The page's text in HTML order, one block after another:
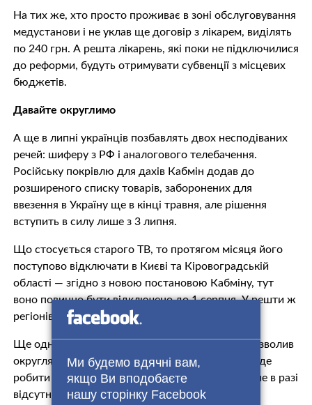
Ми будемо вдячні вам,
якщо Ви вподобаєте
нашу сторінку Facebook
На тих же, хто просто проживає в зоні обслуговування
медустанови і не уклав ще договір з лікарем, виділять
по 240 грн. А решта лікарень, які поки не підключилися
до реформи, будуть отримувати субвенції з місцевих
бюджетів.
Давайте округлимо
А ще в липні українців позбавлять двох несподіваних
речей: шиферу з РФ і аналогового телебачення.
Російську покрівлю для дахів Кабмін додав до
розширеного списку товарів, заборонених для
ввезення в Україну ще в кінці травня, але рішення
вступить в силу лише з 3 липня.
Що стосується старого ТВ, то протягом місяця його
поступово відключати в Києві та Кіровоградській
області — згідно з новою постановою Кабміну, тут
воно повинно бути відключено до 1 серпня. У решти ж
регіонів є термін до 1 вересня.
Ще одне нововведення — з 1 липня Нацбанк дозволив
округляти копійки в чеках. Правда, це можна буде
робити тільки при готівковому розрахунку і лише в разі
відсутності монет дрібних номіналів (1, 2, 5 і 25